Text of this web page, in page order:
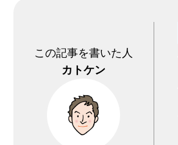
この記事を書いた人
カトケン